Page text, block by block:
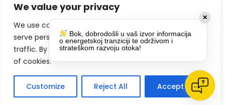
We value your privacy
We use cookies to enhance your browsing experience,
serve personalized ads or content, and analyze our
traffic. By clicking "Accept All", you consent to our use
of cookies.
Customize Reject All Accept All
Klikom na gumb dajete suglasnost za
primanje novosti Pokreta Otoka te se
slažete spolitikom privatnosti.
DRUŠTVENE MREŽE
✕
Bok, dobrodošli u vaš izvor informacija
o energetskoj tranziciji te održivom i
strateškom razvoju otoka!